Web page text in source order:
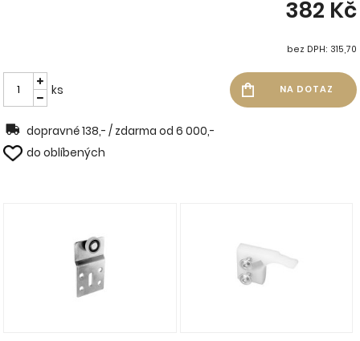
382 Kč
bez DPH: 315,70
ks
dopravné 138,- / zdarma od 6 000,-
do oblíbených